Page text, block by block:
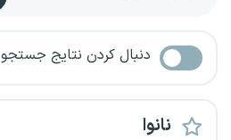
دنبال کردن نتایج جستجو
نانوا